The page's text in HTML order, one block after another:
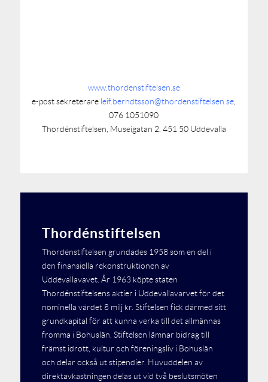
www.thordenstiftelsen.se
e-post sekreterare leif.berndtsson@thordenstiftelsen.se
076 1051090
Thordénstiftelsen, Museigatan 2, 451 50 Uddevalla
Thordénstiftelsen
Thordénstiftelsen grundades 1958 som en del i
den finansiella rekonstruktionen av
Uddevallavavet. År 1963 köpte staten
Thordénstiftelsens aktier i Uddevallavarvet för det
nominella värdet 8 milj kr. Stiftelsen fick därmed sitt
grundkapital för att kunna verka till det allmännas
fromma i Bohuslän. Stiftelsen lämnar bidrag till
främst idrott, kultur och föreningsliv i Bohuslän
och delar också ut stipendier. Huvuddelen av
direktavkastningen delas ut vid två beslutsmöten